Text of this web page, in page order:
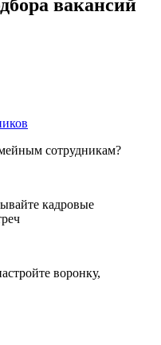
вакансий
сотрудникам?
кадровые
воронку,